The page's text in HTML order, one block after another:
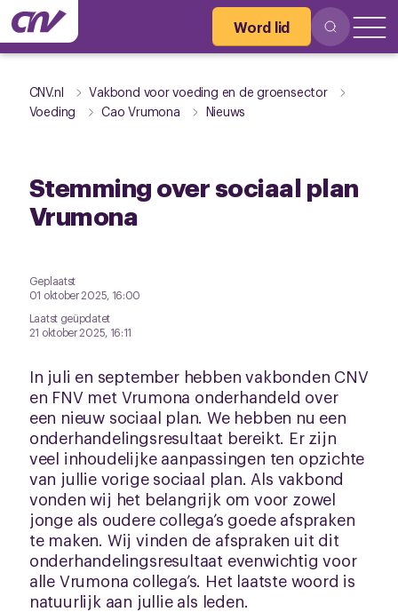
Word lid
CNV.nl
Vakbond voor voeding en de groensector
Voeding
Cao Vrumona Nieuws
Stemming over sociaal plan
Vrumona
Geplaatst
01 oktober 2025, 16:00
Laatst geüpdatet
21 oktober 2025, 16:11
In juli en september hebben vakbonden CNV
en FNV met Vrumona onderhandeld over
een nieuw sociaal plan. We hebben nu een
onderhandelingsresultaat bereikt. Er zijn
veel inhoudelijke aanpassingen ten opzichte
van jullie vorige sociaal plan. Als vakbond
vonden wij het belangrijk om voor zowel
jonge als oudere collega’s goede afspraken
te maken. Wij vinden de afspraken uit dit
onderhandelingsresultaat evenwichtig voor
alle Vrumona collega’s. Het laatste woord is
natuurlijk aan jullie als leden.